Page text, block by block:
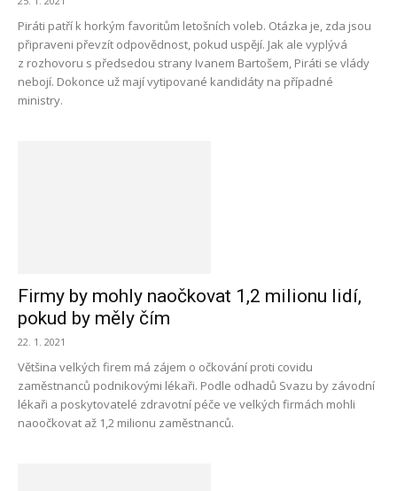
Piráti patří k horkým favoritům letošních voleb. Otázka je, zda jsou
připraveni převzít odpovědnost, pokud uspějí. Jak ale vyplývá
z rozhovoru s předsedou strany Ivanem Bartošem, Piráti se vlády
nebojí. Dokonce už mají vytipované kandidáty na případné
ministry.
Firmy by mohly naočkovat 1,2 milionu lidí,
pokud by měly čím
22. 1. 2021
Většina velkých firem má zájem o očkování proti covidu
zaměstnanců podnikovými lékaři. Podle odhadů Svazu by závodní
lékaři a poskytovatelé zdravotní péče ve velkých firmách mohli
naoočkovat až 1,2 milionu zaměstnanců.